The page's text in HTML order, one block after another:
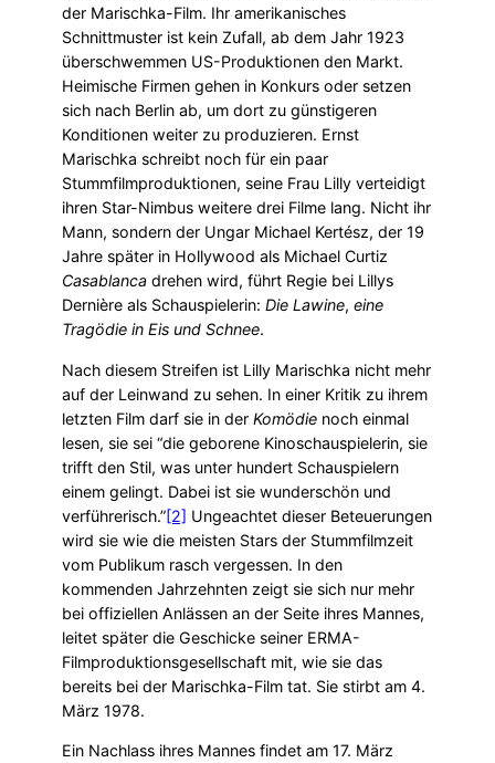
der Marischka-Film. Ihr amerikanisches
Schnittmuster ist kein Zufall, ab dem Jahr 1923
überschwemmen US-Produktionen den Markt.
Heimische Firmen gehen in Konkurs oder setzen
sich nach Berlin ab, um dort zu günstigeren
Konditionen weiter zu produzieren. Ernst
Marischka schreibt noch für ein paar
Stummfilmproduktionen, seine Frau Lilly verteidigt
ihren Star-Nimbus weitere drei Filme lang. Nicht ihr
Mann, sondern der Ungar Michael Kertész, der 19
Jahre später in Hollywood als Michael Curtiz
Casablanca drehen wird, führt Regie bei Lillys
Dernière als Schauspielerin: Die Lawine, eine
Tragödie in Eis und Schnee.
Nach diesem Streifen ist Lilly Marischka nicht mehr
auf der Leinwand zu sehen. In einer Kritik zu ihrem
letzten Film darf sie in der Komödie noch einmal
lesen, sie sei “die geborene Kinoschauspielerin, sie
trifft den Stil, was unter hundert Schauspielern
einem gelingt. Dabei ist sie wunderschön und
verführerisch.”[2] Ungeachtet dieser Beteuerungen
wird sie wie die meisten Stars der Stummfilmzeit
vom Publikum rasch vergessen. In den
kommenden Jahrzehnten zeigt sie sich nur mehr
bei offiziellen Anlässen an der Seite ihres Mannes,
leitet später die Geschicke seiner ERMA-
Filmproduktionsgesellschaft mit, wie sie das
bereits bei der Marischka-Film tat. Sie stirbt am 4.
März 1978.
Ein Nachlass ihres Mannes findet am 17. März